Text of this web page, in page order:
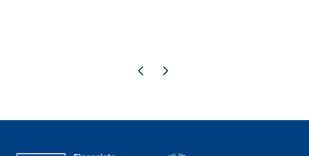
Pagina precedente
Pagina successiva